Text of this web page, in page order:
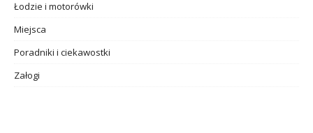
Łodzie i motorówki
Miejsca
Poradniki i ciekawostki
Załogi